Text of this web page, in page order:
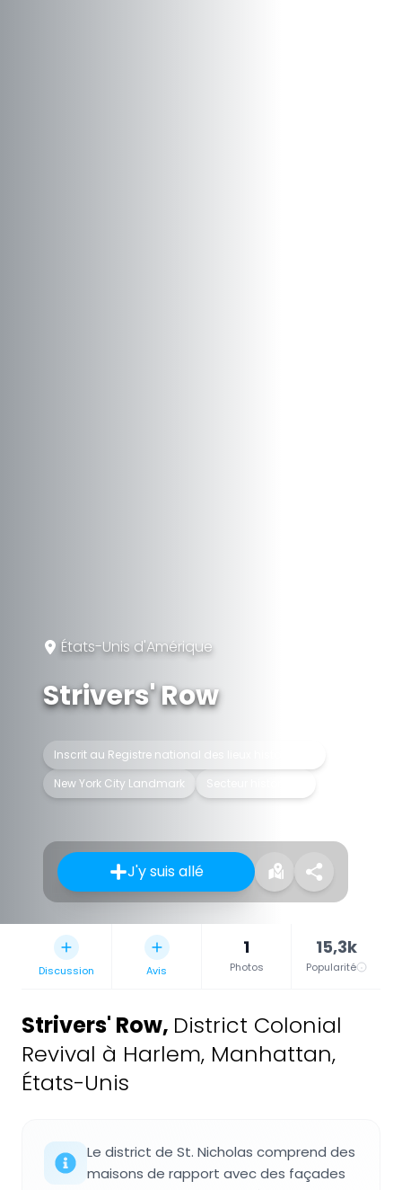
États-Unis d'Amérique
Strivers' Row
Inscrit au Registre national des lieux historiques
New York City Landmark
J'y suis allé
Discussion Avis
1
Photos
15,3k
Popularité
Strivers' Row, District Colonial
Revival à Harlem, Manhattan,
États-Unis
Le district de St. Nicholas comprend des
maisons de rapport avec des façades